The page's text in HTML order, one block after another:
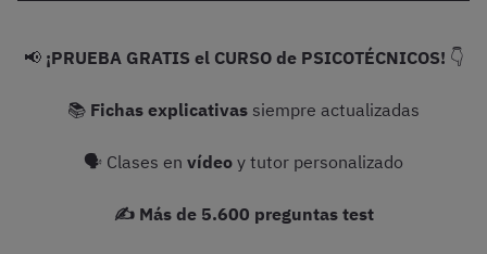
📢 ¡PRUEBA GRATIS el CURSO de PSICOTÉCNICOS! 👇
📚 Fichas explicativas siempre actualizadas
🗣 Clases en vídeo y tutor personalizado
✍️ Más de 5.600 preguntas test